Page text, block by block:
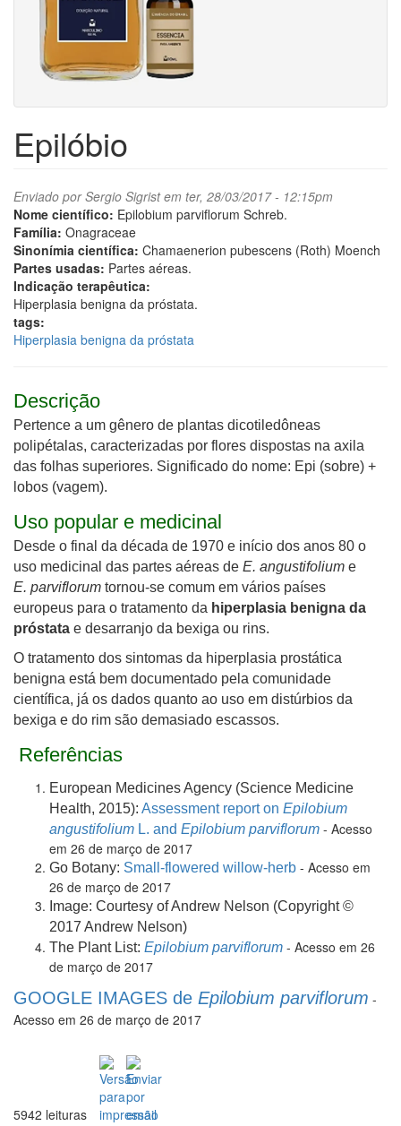
Epilóbio
Enviado porSergio Sigristem ter, 28/03/2017 - 12:15pm
Nome científico: Epilobium parviflorum Schreb.
Família: Onagraceae
Sinonímia científica: Chamaenerion pubescens (Roth) Moench
Partes usadas: Partes aéreas.
Indicação terapêutica:
Hiperplasia benigna da próstata.
tags:
Hiperplasia benigna da próstata
Descrição
Pertence a um gênero de plantas dicotiledôneas
polipétalas, caracterizadas por flores dispostas na axila
das folhas superiores. Significado do nome: Epi (sobre) +
lobos (vagem).
Uso popular e medicinal
Desde o final da década de 1970 e início dos anos 80 o
uso medicinal das partes aéreas de E. angustifolium e
E. parviflorum tornou-se comum em vários países
europeus para o tratamento da hiperplasia benigna da
próstata e desarranjo da bexiga ou rins.
O tratamento dos sintomas da hiperplasia prostática
benigna está bem documentado pela comunidade
científica, já os dados quanto ao uso em distúrbios da
bexiga e do rim são demasiado escassos.
Referências
European Medicines Agency (Science Medicine
Health, 2015): Assessment report on Epilobium
angustifolium L. and Epilobium parviflorum - Acesso
em 26 de março de 2017
Go Botany: Small-flowered willow-herb - Acesso em
26 de março de 2017
Image: Courtesy of Andrew Nelson (Copyright ©
2017 Andrew Nelson)
The Plant List: Epilobium parviflorum - Acesso em 26
de março de 2017
GOOGLE IMAGES de Epilobium parviflorum -
Acesso em 26 de março de 2017
5942 leituras